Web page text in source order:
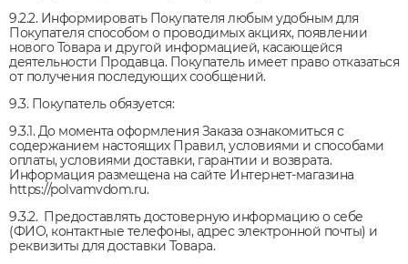
9.2.2. Информировать Покупателя любым удобным для
Покупателя способом о проводимых акциях, появлении
нового Товара и другой информацией, касающейся
деятельности Продавца. Покупатель имеет право отказаться
от получения последующих сообщений.
9.3. Покупатель обязуется:
9.3.1. До момента оформления Заказа ознакомиться с
содержанием настоящих Правил, условиями и способами
оплаты, условиями доставки, гарантии и возврата.
Информация размещена на сайте Интернет-магазина
https://polvamvdom.ru.
9.3.2. Предоставлять достоверную информацию о себе
(ФИО, контактные телефоны, адрес электронной почты) и
реквизиты для доставки Товара.